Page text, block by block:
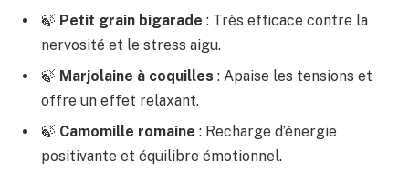
🍃 Petit grain bigarade : Très efficace contre la
nervosité et le stress aigu.
🍃 Marjolaine à coquilles : Apaise les tensions et
offre un effet relaxant.
🍃 Camomille romaine : Recharge d’énergie
positivante et équilibre émotionnel.